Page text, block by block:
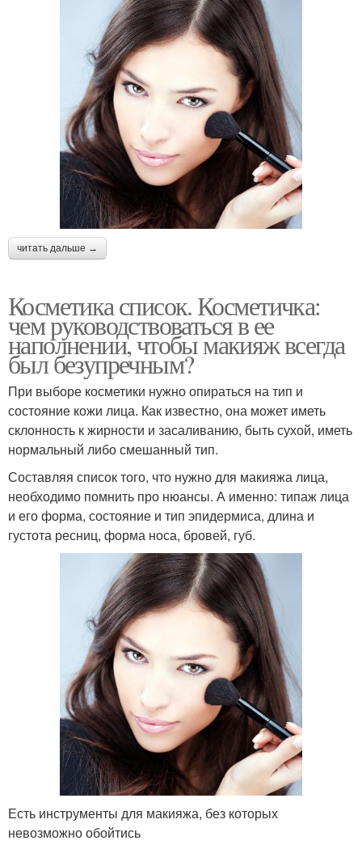
читать дальше →
Косметика список. Косметичка:
чем руководствоваться в ее
наполнении, чтобы макияж всегда
был безупречным?
При выборе косметики нужно опираться на тип и
состояние кожи лица. Как известно, она может иметь
склонность к жирности и засаливанию, быть сухой, иметь
нормальный либо смешанный тип.
Составляя список того, что нужно для макияжа лица,
необходимо помнить про нюансы. А именно: типаж лица
и его форма, состояние и тип эпидермиса, длина и
густота ресниц, форма носа, бровей, губ.
Есть инструменты для макияжа, без которых
невозможно обойтись